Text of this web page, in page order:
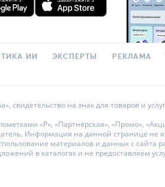
ИИ ЭКСПЕРТЫ РЕКЛАМА
на знак для товаров и
«Р», «Партнёрская», «Промо»,
Информация на данной странице
материалов и данных с сайта
в каталогах и не предоставляем